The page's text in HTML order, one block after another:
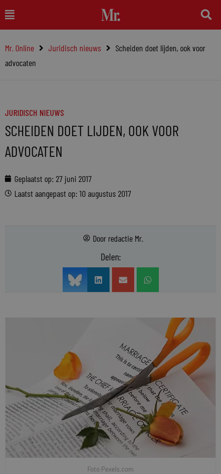
naar
inhoud
Main
Menu
Mr. Online Juridisch nieuws
Scheiden doet lijden, ook voor
advocaten
JURIDISCH NIEUWS
SCHEIDEN DOET LIJDEN, OOK VOOR
ADVOCATEN
Geplaatst op: 27 juni 2017
Laatst aangepast op: 10 augustus 2017
Door redactie Mr.
Delen:
Foto Pexels.com